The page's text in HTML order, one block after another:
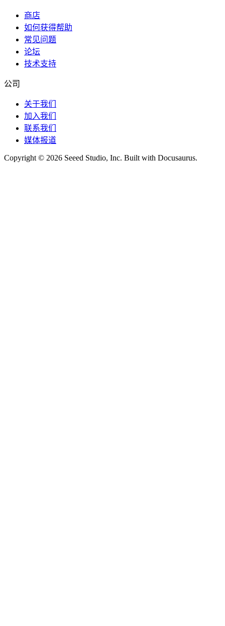
商店
如何获得帮助
常见问题
论坛
技术支持
公司
关于我们
加入我们
联系我们
媒体报道
Copyright © 2026 Seeed Studio, Inc. Built with Docusaurus.